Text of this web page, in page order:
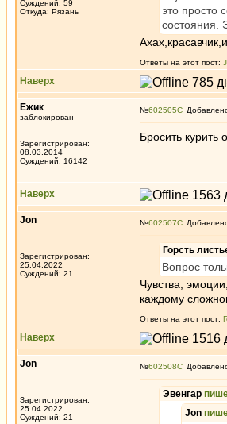
Суждений: 59
Откуда: Рязань
это просто
состояния.
Ответы на этот пост:
Наверх
Ёжик
заблокирован
Зарегистрирован:
08.03.2014
Суждений: 16142
№602505
Бросить курить
Наверх
Jon
Зарегистрирован:
25.04.2022
Суждений: 21
№602507
Горсть
Вопрос
Чувства,
каждому
Ответы на этот пост:
Наверх
Jon
Зарегистрирован:
25.04.2022
Суждений: 21
№602508
Эвенгар
Jon